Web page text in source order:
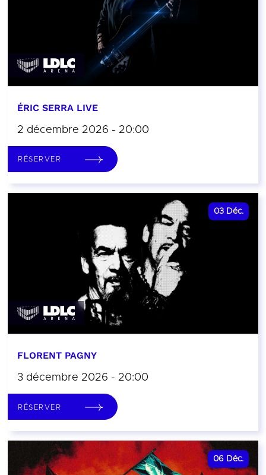
ÉRIC SERRA LIVE
2 décembre 2026 - 20:00
RÉSERVER
03 Déc.
FLORENT PAGNY
3 décembre 2026 - 20:00
RÉSERVER
06 Déc.